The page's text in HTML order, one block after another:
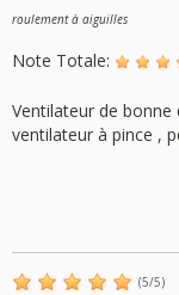
roulement à aiguilles
Note Totale:
Ventilateur de bonne
ventilateur à pince ,
(5/5)